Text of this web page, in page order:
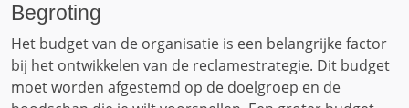
Begroting
Het budget van de organisatie is een belangrijke factor
bij het ontwikkelen van de reclamestrategie. Dit budget
moet worden afgestemd op de doelgroep en de